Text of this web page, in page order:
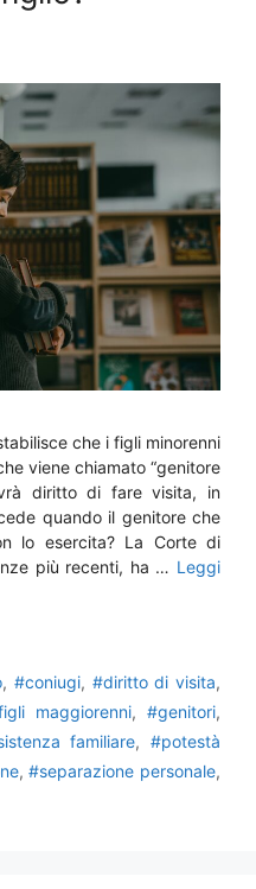
che i figli minorenni
viene chiamato “genitore
diritto di fare visita, in
quando il genitore che
lo esercita? La Corte di
più recenti, ha … Leggi
, #coniugi, #diritto di visita,
maggiorenni,#genitori,
familiare,#potestà
,#separazione personale,